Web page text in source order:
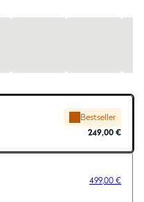
Bestseller
249,00 €
499,00 €